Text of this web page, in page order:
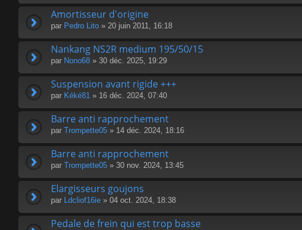
Amortisseur d'origine
par Pedro Lito » 20 juin 2011, 16:18
Nankang NS2R medium 195/50/15
par Nono68 » 30 déc. 2025, 19:29
Suspension avant rigide +++
par Kéké81 » 16 déc. 2024, 07:40
Barre anti rapprochement
par Trompette05 » 14 déc. 2024, 18:16
Barre anti rapprochement
par Trompette05 » 30 nov. 2024, 13:45
Elargisseurs goujons
par Ldcliof16ie » 04 oct. 2024, 18:38
Pedale de frein qui est trop basse